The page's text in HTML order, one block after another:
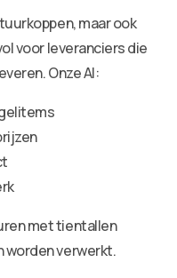
maar ook
voor leveranciers die
Onze AI:
met tientallen
verwerkt.